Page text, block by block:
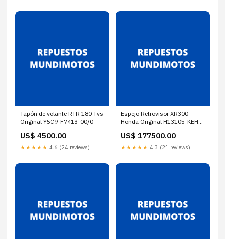
Tapón de volante RTR 180 Tvs
Original Y5C9-F7413-00/0
US$ 4500.00
★★★★★ 4.6 (24 reviews)
Espejo Retrovisor XR300
Honda Original H13105-KEH-
US$ 177500.00
★★★★★ 4.3 (21 reviews)